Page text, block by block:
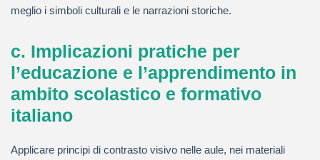
meglio i simboli culturali e le narrazioni storiche.
c. Implicazioni pratiche per
l’educazione e l’apprendimento in
ambito scolastico e formativo
italiano
Applicare principi di contrasto visivo nelle aule, nei materiali